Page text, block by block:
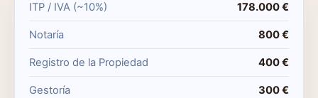
ITP / IVA (~10%) 178.000 €
Notaría 800 €
Registro de la Propiedad 400 €
Gestoría 300 €